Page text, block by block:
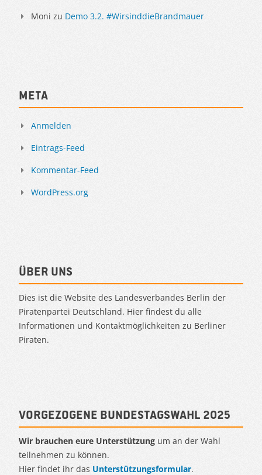
Moni zu Demo 3.2. #WirsinddieBrandmauer
Meta
Anmelden
Eintrags-Feed
Kommentar-Feed
WordPress.org
Über uns
Dies ist die Website des Landesverbandes Berlin der
Piratenpartei Deutschland. Hier findest du alle
Informationen und Kontaktmöglichkeiten zu Berliner
Piraten.
Vorgezogene Bundestagswahl 2025
Wir brauchen eure Unterstützung um an der Wahl
teilnehmen zu können.
Hier findet ihr das Unterstützungsformular.